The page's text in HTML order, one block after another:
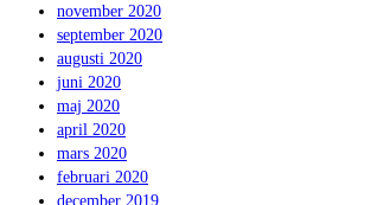
november 2020
september 2020
augusti 2020
juni 2020
maj 2020
april 2020
mars 2020
februari 2020
december 2019